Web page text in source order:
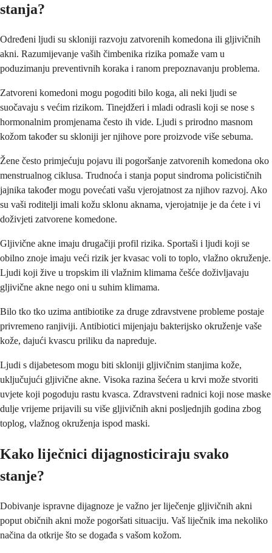
stanja?
Određeni ljudi su skloniji razvoju zatvorenih komedona ili gljivičnih
akni. Razumijevanje vaših čimbenika rizika pomaže vam u
poduzimanju preventivnih koraka i ranom prepoznavanju problema.
Zatvoreni komedoni mogu pogoditi bilo koga, ali neki ljudi se
suočavaju s većim rizikom. Tinejdžeri i mladi odrasli koji se nose s
hormonalnim promjenama često ih vide. Ljudi s prirodno masnom
kožom također su skloniji jer njihove pore proizvode više sebuma.
Žene često primjećuju pojavu ili pogoršanje zatvorenih komedona oko
menstrualnog ciklusa. Trudnoća i stanja poput sindroma policističnih
jajnika također mogu povećati vašu vjerojatnost za njihov razvoj. Ako
su vaši roditelji imali kožu sklonu aknama, vjerojatnije je da ćete i vi
doživjeti zatvorene komedone.
Gljivične akne imaju drugačiji profil rizika. Sportaši i ljudi koji se
obilno znoje imaju veći rizik jer kvasac voli to toplo, vlažno okruženje.
Ljudi koji žive u tropskim ili vlažnim klimama češće doživljavaju
gljivične akne nego oni u suhim klimama.
Bilo tko tko uzima antibiotike za druge zdravstvene probleme postaje
privremeno ranjiviji. Antibiotici mijenjaju bakterijsko okruženje vaše
kože, dajući kvascu priliku da napreduje.
Ljudi s dijabetesom mogu biti skloniji gljivičnim stanjima kože,
uključujući gljivične akne. Visoka razina šećera u krvi može stvoriti
uvjete koji pogoduju rastu kvasca. Zdravstveni radnici koji nose maske
dulje vrijeme prijavili su više gljivičnih akni posljednjih godina zbog
toplog, vlažnog okruženja ispod maski.
Kako liječnici dijagnosticiraju svako
stanje?
Dobivanje ispravne dijagnoze je važno jer liječenje gljivičnih akni
poput običnih akni može pogoršati situaciju. Vaš liječnik ima nekoliko
načina da otkrije što se događa s vašom kožom.